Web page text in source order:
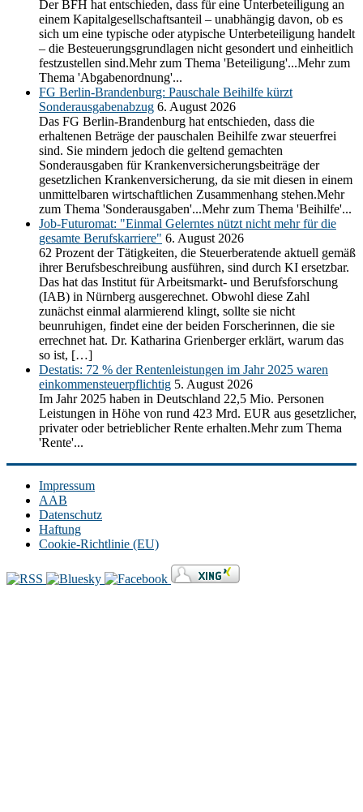
Der BFH hat entschieden, dass für eine Unterbeteiligung an
einem Kapitalgesellschaftsanteil – unabhängig davon, ob es
sich um eine typische oder atypische Unterbeteiligung handelt
– die Besteuerungsgrundlagen nicht gesondert und einheitlich
festzustellen sind.Mehr zum Thema 'Beteiligung'...Mehr zum
Thema 'Abgabenordnung'...
FG Berlin-Brandenburg: Pauschale Beihilfe kürzt
Sonderausgabenabzug 6. August 2026
Das FG Berlin-Brandenburg hat entschieden, dass die
erhaltenen Beträge der pauschalen Beihilfe zwar steuerfrei
sind. Sie mindern jedoch die geltend gemachten
Sonderausgaben für Krankenversicherungsbeiträge der
gesetzlichen Krankenversicherung, da sie mit diesen in einem
unmittelbaren wirtschaftlichen Zusammenhang stehen.Mehr
zum Thema 'Sonderausgaben'...Mehr zum Thema 'Beihilfe'...
Job-Futuromat: "Einmal Gelerntes nützt nicht mehr für die
gesamte Berufskarriere" 6. August 2026
62 Prozent der Tätigkeiten, die Steuerberatende aktuell gemäß
ihrer Berufsbeschreibung ausführen, sind durch KI ersetzbar.
Das hat das Institut für Arbeitsmarkt- und Berufsforschung
(IAB) in Nürnberg ausgerechnet. Obwohl diese Zahl
zunächst einmal alarmierend klingt, sollte sie nicht
beunruhigen, findet eine der beiden Forscherinnen, die sie
errechnet hat. Dr. Katharina Grienberger erklärt, warum das
so ist, […]
Destatis: 72 % der Rentenleistungen im Jahr 2025 waren
einkommensteuerpflichtig 5. August 2026
Im Jahr 2025 haben in Deutschland 22,5 Mio. Personen
Leistungen in Höhe von rund 423 Mrd. EUR aus gesetzlicher,
privater oder betrieblicher Rente erhalten.Mehr zum Thema
'Rente'...
Impressum
AAB
Datenschutz
Haftung
Cookie-Richtlinie (EU)